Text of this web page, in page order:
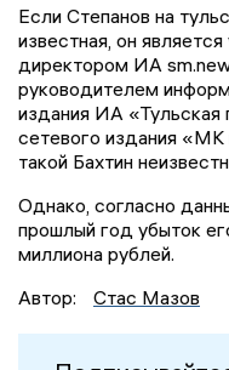
Если Степанов на
известная, он
директором ИА
руководителем
издания ИА «Тульская
сетевого издания
такой Бахтин
Однако, согласно
прошлый год убыток
миллиона рублей.
Автор:
Стас Мазов